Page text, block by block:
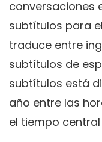
conversaciones
subtítulos para
traduce entre
subtítulos de
subtítulos está
año entre las
el tiempo central